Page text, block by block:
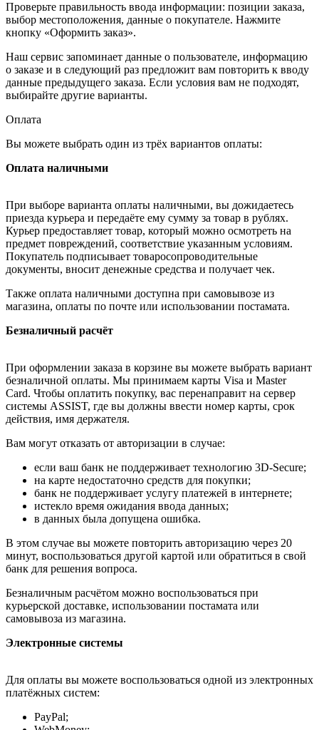
Проверьте правильность ввода информации: позиции заказа,
выбор местоположения, данные о покупателе. Нажмите
кнопку «Оформить заказ».
Наш сервис запоминает данные о пользователе, информацию
о заказе и в следующий раз предложит вам повторить к вводу
данные предыдущего заказа. Если условия вам не подходят,
выбирайте другие варианты.
Оплата
Вы можете выбрать один из трёх вариантов оплаты:
Оплата наличными
При выборе варианта оплаты наличными, вы дожидаетесь
приезда курьера и передаёте ему сумму за товар в рублях.
Курьер предоставляет товар, который можно осмотреть на
предмет повреждений, соответствие указанным условиям.
Покупатель подписывает товаросопроводительные
документы, вносит денежные средства и получает чек.
Также оплата наличными доступна при самовывозе из
магазина, оплаты по почте или использовании постамата.
Безналичный расчёт
При оформлении заказа в корзине вы можете выбрать вариант
безналичной оплаты. Мы принимаем карты Visa и Master
Card. Чтобы оплатить покупку, вас перенаправит на сервер
системы ASSIST, где вы должны ввести номер карты, срок
действия, имя держателя.
Вам могут отказать от авторизации в случае:
если ваш банк не поддерживает технологию 3D-Secure;
на карте недостаточно средств для покупки;
банк не поддерживает услугу платежей в интернете;
истекло время ожидания ввода данных;
в данных была допущена ошибка.
В этом случае вы можете повторить авторизацию через 20
минут, воспользоваться другой картой или обратиться в свой
банк для решения вопроса.
Безналичным расчётом можно воспользоваться при
курьерской доставке, использовании постамата или
самовывоза из магазина.
Электронные системы
Для оплаты вы можете воспользоваться одной из электронных
платёжных систем:
PayPal;